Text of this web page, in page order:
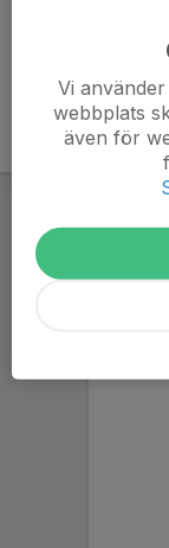
Vi
webbplats
även för